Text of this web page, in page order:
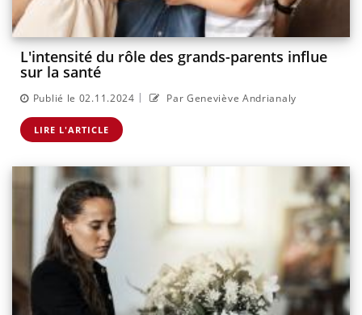
L'intensité du rôle des grands-parents influe
sur la santé
Publié le 02.11.2024 | Par Geneviève Andrianaly
LIRE L'ARTICLE